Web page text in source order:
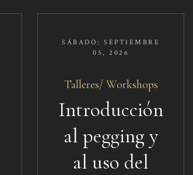
SÁBADO: SEPTIEMBRE
05, 2026​
Talleres/ Workshops
Introducción
al pegging y
al uso del